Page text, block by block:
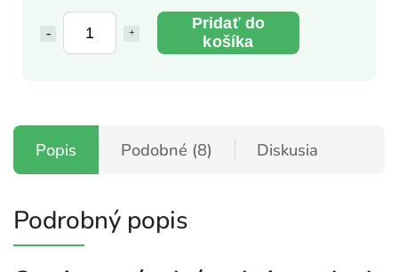
Pridať do
košíka
Popis Podobné (8) Diskusia
Podrobný popis